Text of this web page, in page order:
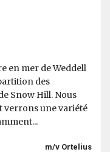
en mer de Weddell
des
Snow Hill. Nous
verrons une variété
m/v Ortelius